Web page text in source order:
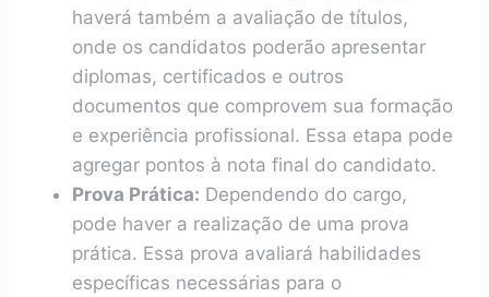
haverá também a avaliação de títulos,
onde os candidatos poderão apresentar
diplomas, certificados e outros
documentos que comprovem sua formação
e experiência profissional. Essa etapa pode
agregar pontos à nota final do candidato.
Prova Prática: Dependendo do cargo,
pode haver a realização de uma prova
prática. Essa prova avaliará habilidades
específicas necessárias para o